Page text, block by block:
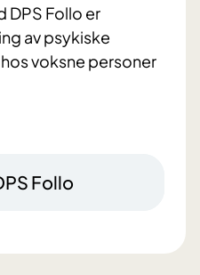
DPS Follo er
av psykiske
voksne personer
Follo